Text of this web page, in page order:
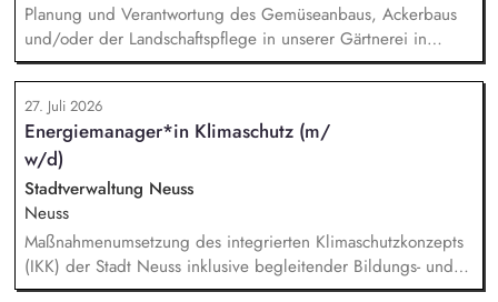
Planung und Verantwortung des Gemüseanbaus, Ackerbaus
und/oder der Landschaftspflege in unserer Gärtnerei in
Berlin-Malchow, Umsetzung eines zertifizierten Bio-Anbaus,
fachliche Anleitung und Unterstützung der Teilnehmenden
und Beschäftigten, Organisation der Arbeitsabläufe und einer
zweckmäßigen Arbeitsplatzgestaltung, Überwachung der
Einhaltung von Gesundheits-, Arbeitsschutz- und
Unfallverhütungsvorschriften.
27. Juli 2026
Energiemanager*in Klimaschutz (m/
w/d)
Stadtverwaltung Neuss
Neuss
Maßnahmenumsetzung des integrierten Klimaschutzkonzepts
(IKK) der Stadt Neuss inklusive begleitender Bildungs- und
Öffentlichkeitsarbeit sowie Fortschreibung des IKK.